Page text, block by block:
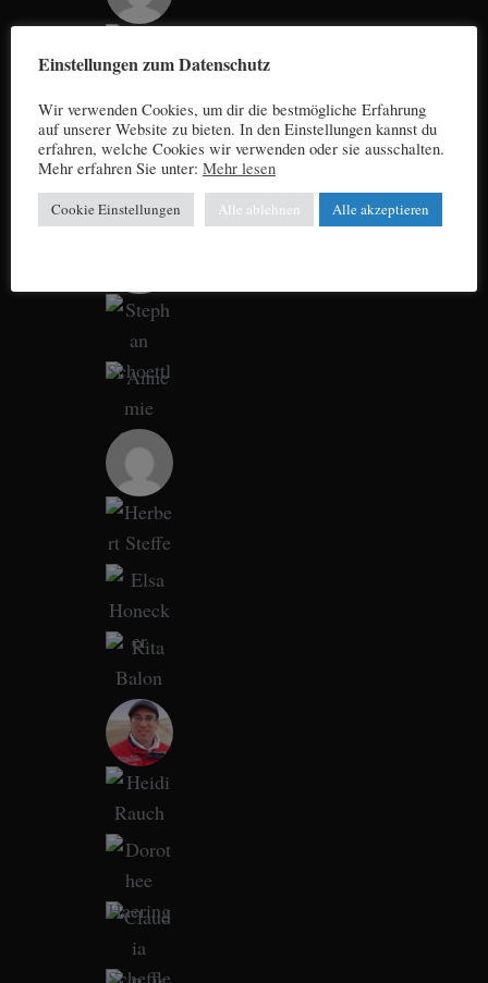
Einstellungen zum Datenschutz
Wir verwenden Cookies, um dir die bestmögliche Erfahrung
auf unserer Website zu bieten. In den Einstellungen kannst du
erfahren, welche Cookies wir verwenden oder sie ausschalten.
Mehr erfahren Sie unter: Mehr lesen
Cookie Einstellungen Alle ablehnen Alle akzeptieren